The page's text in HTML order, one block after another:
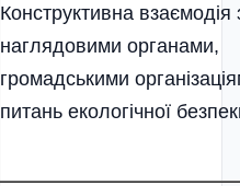
Конструктивна взаємодія
наглядовими органами,
громадськими
питань екологічної